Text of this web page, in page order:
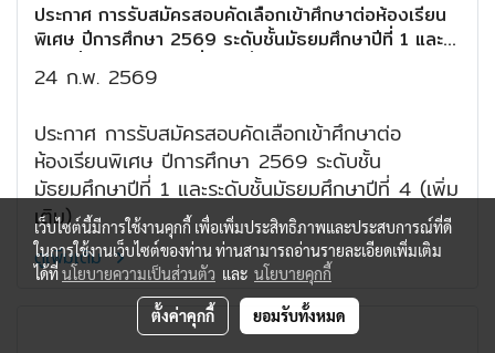
ประกาศ การรับสมัครสอบคัดเลือกเข้าศึกษาต่อห้องเรียน
พิเศษ ปีการศึกษา 2569 ระดับชั้นมัธยมศึกษาปีที่ 1 และ
ระดับชั้นมัธยมศึกษาปีที่ 4 (เพิ่มเติม)
24 ก.พ. 2569
ประกาศ การรับสมัครสอบคัดเลือกเข้าศึกษาต่อ
ห้องเรียนพิเศษ ปีการศึกษา 2569 ระดับชั้น
มัธยมศึกษาปีที่ 1 และระดับชั้นมัธยมศึกษาปีที่ 4 (เพิ่ม
เติม)
ดูเพิ่มเติม
เว็บไซต์นี้มีการใช้งานคุกกี้ เพื่อเพิ่มประสิทธิภาพและประสบการณ์ที่ดี
ในการใช้งานเว็บไซต์ของท่าน ท่านสามารถอ่านรายละเอียดเพิ่มเติม
ได้ที่นโยบายความเป็นส่วนตัว และ นโยบายคุกกี้
ตั้งค่าคุกกี้ ยอมรับทั้งหมด